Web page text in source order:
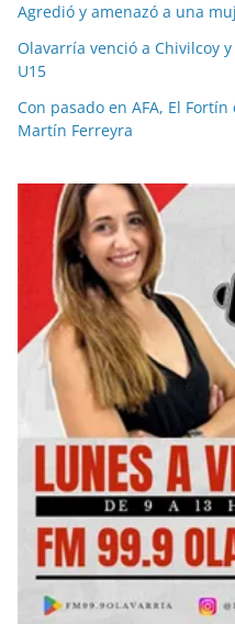
Agredió y amenazó a una
Olavarría venció a Chivilcoy
U15
Con pasado en AFA, El
Martín Ferreyra